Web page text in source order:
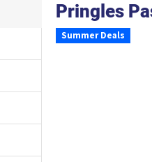
Pringles
Summer Deals